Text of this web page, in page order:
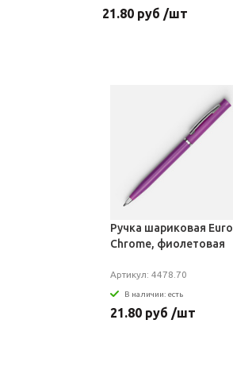
21.80 руб /шт
Ручка шариковая Euro
Chrome, фиолетовая
Артикул: 4478.70
В наличии: есть
21.80 руб /шт